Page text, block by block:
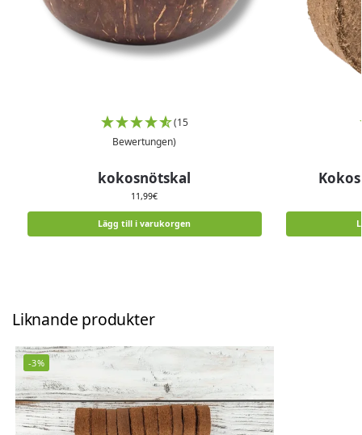
(15
Bewertungen)
kokosnötskal
11,99€
Lägg till i varukorgen
Liknande produkter
-3%